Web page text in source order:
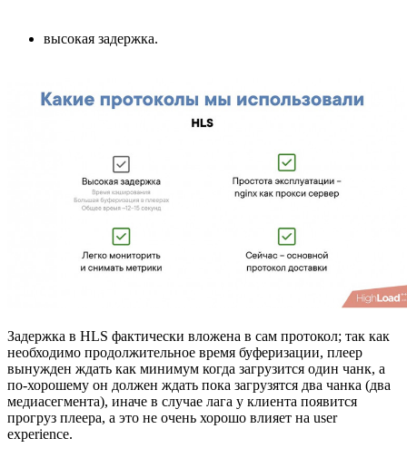
высокая задержка.
Задержка в HLS фактически вложена в сам протокол; так как
необходимо продолжительное время буферизации, плеер
вынужден ждать как минимум когда загрузится один чанк, а
по-хорошему он должен ждать пока загрузятся два чанка (два
медиасегмента), иначе в случае лага у клиента появится
прогруз плеера, а это не очень хорошо влияет на user
experience.